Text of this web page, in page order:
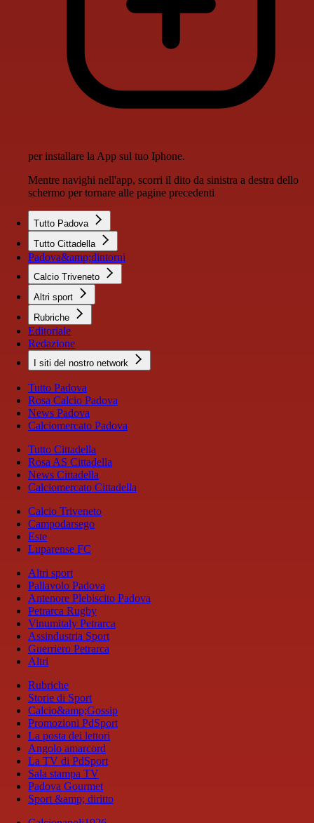
per installare la App sul tuo Iphone.
Mentre navighi nell'app, scorri il dito da sinistra a destra dello
schermo per tornare alle pagine precedenti
Tutto Padova
Tutto Cittadella
Padova&amp;dintorni
Calcio Triveneto
Altri sport
Rubriche
Editoriale
Redazione
I siti del nostro network
Tutto Padova
Rosa Calcio Padova
News Padova
Calciomercato Padova
Tutto Cittadella
Rosa AS Cittadella
News Cittadella
Calciomercato Cittadella
Calcio Triveneto
Campodarsego
Este
Luparense FC
Altri sport
Pallavolo Padova
Antenore Plebiscito Padova
Petrarca Rugby
Vinumitaly Petrarca
Assindustria Sport
Guerriero Petrarca
Altri
Rubriche
Storie di Sport
Calcio&amp;Gossip
Promozioni PdSport
La posta dei lettori
Angolo amarcord
La TV di PdSport
Sala stampa TV
Padova Gourmet
Sport &amp; diritto